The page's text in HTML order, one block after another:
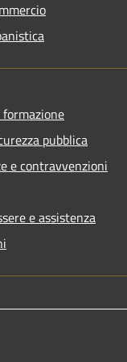
formazione
pubblica
e contravvenzioni
e assistenza